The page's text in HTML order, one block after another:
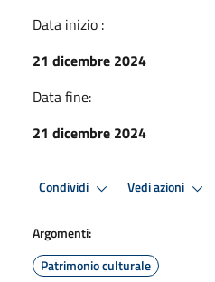
Data inizio :
21 dicembre 2024
Data fine:
21 dicembre 2024
Condividi Vedi azioni
Argomenti:
Patrimonio culturale